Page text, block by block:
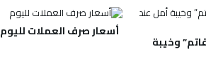
وخيبة
أسعار صرف العملات لليوم